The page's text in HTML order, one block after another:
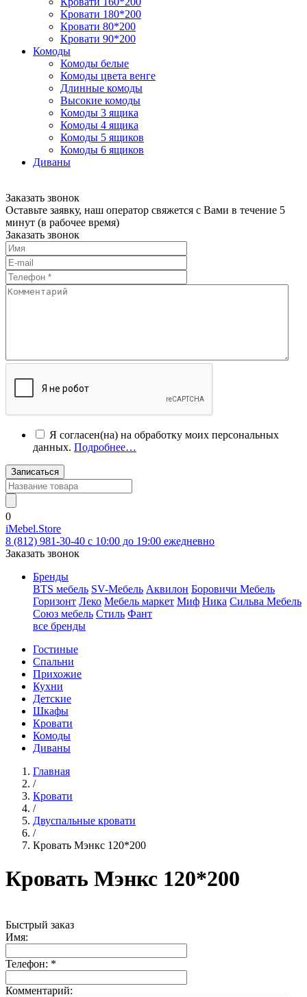
Кровати 180*200
Кровати 80*200
Кровати 90*200
Комоды
Комоды белые
Комоды цвета венге
Длинные комоды
Высокие комоды
Комоды 3 ящика
Комоды 4 ящика
Комоды 5 ящиков
Комоды 6 ящиков
Диваны
Заказать звонок
Оставьте заявку, наш оператор свяжется с Вами в течение 5
минут (в рабочее время)
Заказать звонок
Я согласен(на) на обработку моих персональных
данных. Подробнее…
Записаться
0
iMebel.Store
8 (812) 981-30-40 c 10:00 до 19:00 ежедневно
Заказать звонок
Бренды
BTS мебель SV-Мебель Аквилон Боровичи Мебель
Горизонт Леко Мебель маркет Миф Ника Сильва Мебель
Союз мебель Стиль Фант
все бренды
Гостиные
Спальни
Прихожие
Кухни
Детские
Шкафы
Кровати
Комоды
Диваны
Главная
/
Кровати
/
Двуспальные кровати
/
Кровать Мэнкс 120*200
Кровать Мэнкс 120*200
Быстрый заказ
Имя:
Телефон: *
Комментарий: